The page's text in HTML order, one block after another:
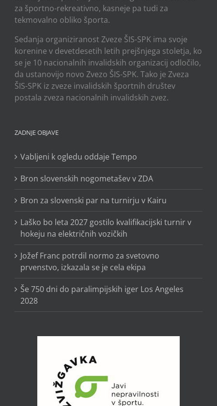
za športno-rekreativno, kasneje pa tudi za
tekmovalno obliko športa.
Sedanja organiziranost Zveze ŠIS-SPK ima svoje
korenine v devetdesetih letih prejšnjega stoletja, ko
se je 10 nacionalnih invalidskih organizacij odločilo,
da ustanovijo novo Zvezo ŠIS-SPK. Tako je Zveza
ŠIS-SPK iz zveze invalidskih športnih društev
postala zveza nacionalnih invalidskih zvez.
ZADNJE OBJAVE
Vabljeni k ogledu oddaje Tempo
Bron slovenskih nogometašev v ZDA
Bron za slovenski par na turnirju v Kairu
Laško bo leta 2027 gostilo kvalifikacijski turnir v
hokeju na električnih vozičkih
Jožef Franc potrdil normo za svetovno
prvenstvo, izkazala se je cela ekipa
Še 750 dni do paralimpijskih iger Los Angeles
2028